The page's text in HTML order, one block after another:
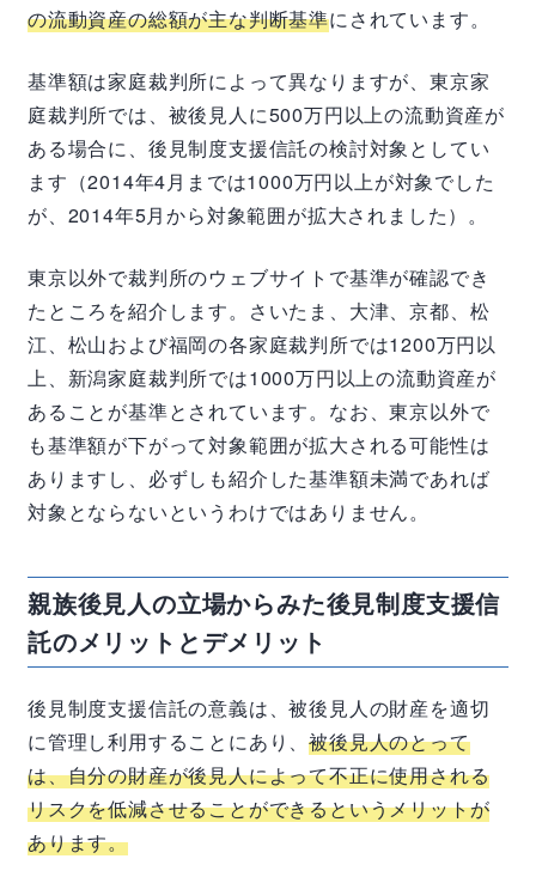
の流動資産の総額が主な判断基準にされています。
基準額は家庭裁判所によって異なりますが、東京家
庭裁判所では、被後見人に500万円以上の流動資産が
ある場合に、後見制度支援信託の検討対象としてい
ます（2014年4月までは1000万円以上が対象でした
が、2014年5月から対象範囲が拡大されました）。
東京以外で裁判所のウェブサイトで基準が確認でき
たところを紹介します。さいたま、大津、京都、松
江、松山および福岡の各家庭裁判所では1200万円以
上、新潟家庭裁判所では1000万円以上の流動資産が
あることが基準とされています。なお、東京以外で
も基準額が下がって対象範囲が拡大される可能性は
ありますし、必ずしも紹介した基準額未満であれば
対象とならないというわけではありません。
親族後見人の立場からみた後見制度支援信
託のメリットとデメリット
後見制度支援信託の意義は、被後見人の財産を適切
に管理し利用することにあり、被後見人のとって
は、自分の財産が後見人によって不正に使用される
リスクを低減させることができるというメリットが
あります。